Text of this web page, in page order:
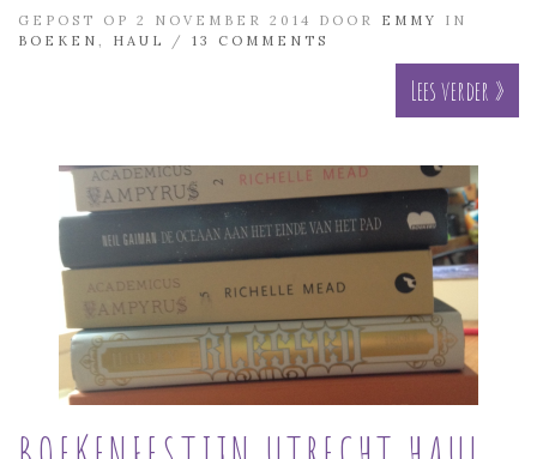
GEPOST OP 2 NOVEMBER 2014 DOOR EMMY
IN
BOEKEN
HAUL / 13 COMMENTS
Lees verder »